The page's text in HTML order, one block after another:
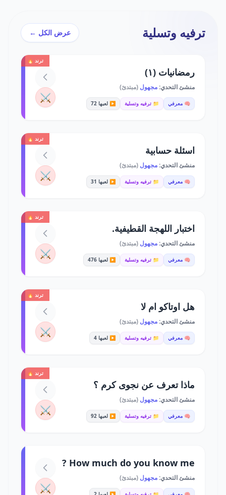
ترفيه وتسلية عرض الكل ←
ترند 🔥
رمضانيات (١)
منشئ التحدي:مجهول (مبتدئ)
🧠 معرفي 📁 ترفيه وتسلية ▶️ لعبها 72 ⚔️
ترند 🔥
اسئلة حسابية
منشئ التحدي:مجهول (مبتدئ)
🧠 معرفي 📁 ترفيه وتسلية ▶️ لعبها 31 ⚔️
ترند 🔥
اختبار اللهجة القطيفية.
منشئ التحدي:مجهول (مبتدئ)
🧠 معرفي 📁 ترفيه وتسلية ▶️ لعبها 476 ⚔️
ترند 🔥
هل اوتاكو ام لا
منشئ التحدي:مجهول (مبتدئ)
🧠 معرفي 📁 ترفيه وتسلية ▶️ لعبها 4 ⚔️
ترند 🔥
ماذا تعرف عن نجوى كرم ؟
منشئ التحدي:مجهول (مبتدئ)
🧠 معرفي 📁 ترفيه وتسلية ▶️ لعبها 92 ⚔️
How much do you know me ?
منشئ التحدي:مجهول (مبتدئ)
⚔️